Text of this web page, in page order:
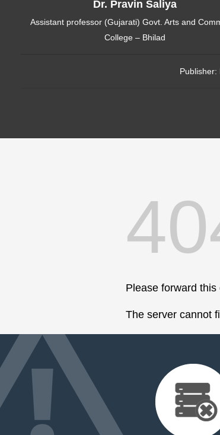
Dr. Pravin Saliya
Assistant professor (Gujarati) Govt. Arts and
College – Bhilad
Publisher:
Please forward
The server cannot